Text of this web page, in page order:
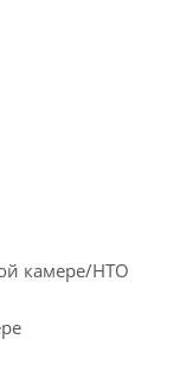
камере/НТО